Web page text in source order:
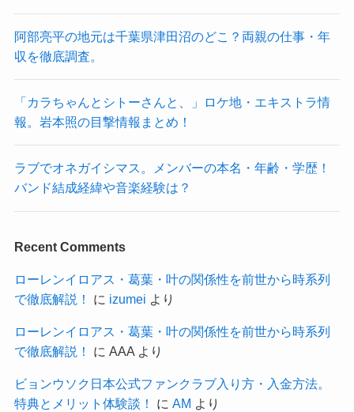
阿部亮平の地元は千葉県津田沼のどこ？両親の仕事・年
収を徹底調査。
「カラちゃんとシトーさんと、」ロケ地・エキストラ情
報。岩本照の目撃情報まとめ！
ラブでオネガイシマス。メンバーの本名・年齢・学歴！
バンド結成経緯や音楽経験は？
Recent Comments
ローレンイロアス・葛葉・叶の関係性を前世から時系列
で徹底解説！
に izumei より
ローレンイロアス・葛葉・叶の関係性を前世から時系列
で徹底解説！
に AAAより
ビョンウソク日本公式ファンクラブ入り方・入金方法。
特典とメリット体験談！
に AM より